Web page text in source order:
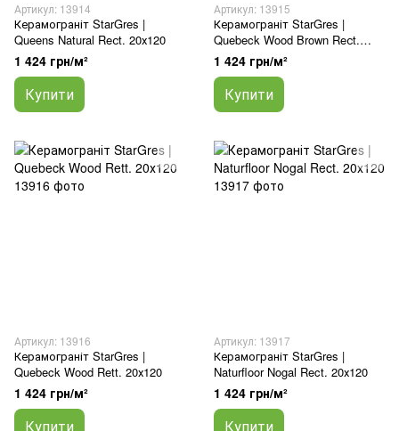
Артикул: 13914
Керамограніт StarGres |
Queens Natural Reсt. 20х120
1 424 грн/м²
Купити
Артикул: 13915
Керамограніт StarGres |
Quebeck Wood Brown Reсt.
20х120
1 424 грн/м²
Купити
Артикул: 13916
Керамограніт StarGres |
Quebeck Wood Rett. 20х120
1 424 грн/м²
Купити
Артикул: 13917
Керамограніт StarGres |
Naturfloor Nogal Rect. 20х120
1 424 грн/м²
Купити